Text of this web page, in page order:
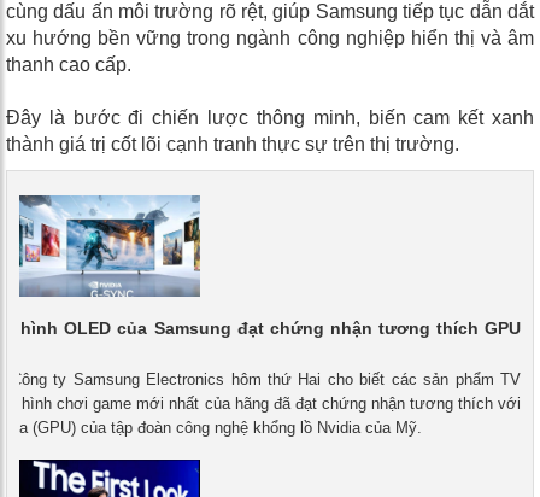
cùng dấu ấn môi trường rõ rệt, giúp Samsung tiếp tục dẫn dắt
xu hướng bền vững trong ngành công nghiệp hiển thị và âm
thanh cao cấp.
Đây là bước đi chiến lược thông minh, biến cam kết xanh
thành giá trị cốt lõi cạnh tranh thực sự trên thị trường.
hình OLED của Samsung đạt chứng nhận tương thích GPU
Công ty Samsung Electronics hôm thứ Hai cho biết các sản phẩm TV
hình chơi game mới nhất của hãng đã đạt chứng nhận tương thích với
(GPU) của tập đoàn công nghệ khổng lồ Nvidia của Mỹ.